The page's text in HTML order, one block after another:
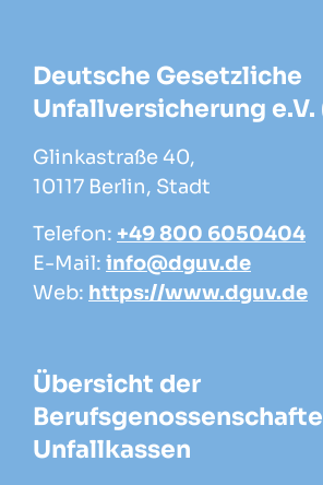
Deutsche Gesetzliche
Unfallversicherung e.V.
Glinkastraße 40,
10117 Berlin, Stadt
Telefon: +49 800 6050404
E-Mail: info@dguv.de
Web: https://www.dguv.de
Übersicht der
Unfallkassen